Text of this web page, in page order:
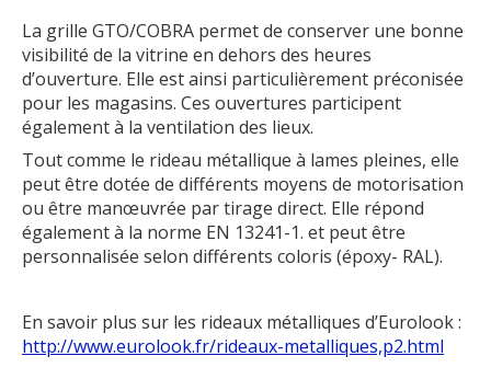
La grille GTO/COBRA permet de conserver une bonne
visibilité de la vitrine en dehors des heures
d’ouverture. Elle est ainsi particulièrement préconisée
pour les magasins. Ces ouvertures participent
également à la ventilation des lieux.
Tout comme le rideau métallique à lames pleines, elle
peut être dotée de différents moyens de motorisation
ou être manœuvrée par tirage direct. Elle répond
également à la norme EN 13241-1. et peut être
personnalisée selon différents coloris (époxy- RAL).
En savoir plus sur les rideaux métalliques d’Eurolook :
http://www.eurolook.fr/rideaux-metalliques,p2.html